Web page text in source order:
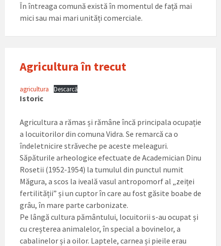
În întreaga comună există în momentul de față mai
mici sau mai mari unități comerciale.
Agricultura în trecut
agricultura Descarcă
Istoric
Agricultura a rămas și rămâne încă principala ocupație
a locuitorilor din comuna Vidra. Se remarcă ca o
îndeletnicire străveche pe aceste meleaguri.
Săpăturile arheologice efectuate de Academician Dinu
Rosetii (1952-1954) la tumulul din punctul numit
Măgura, a scos la iveală vasul antropomorf al „zeiței
fertilității” și un cuptor în care au fost găsite boabe de
grâu, în mare parte carbonizate.
Pe lângă cultura pământului, locuitorii s-au ocupat și
cu creșterea animalelor, în special a bovinelor, a
cabalinelor și a oilor. Laptele, carnea și pieile erau